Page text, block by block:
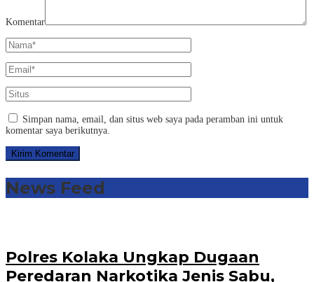
Komentar
Simpan nama, email, dan situs web saya pada peramban ini untuk
komentar saya berikutnya.
News Feed
Polres Kolaka Ungkap Dugaan
Peredaran Narkotika Jenis Sabu,